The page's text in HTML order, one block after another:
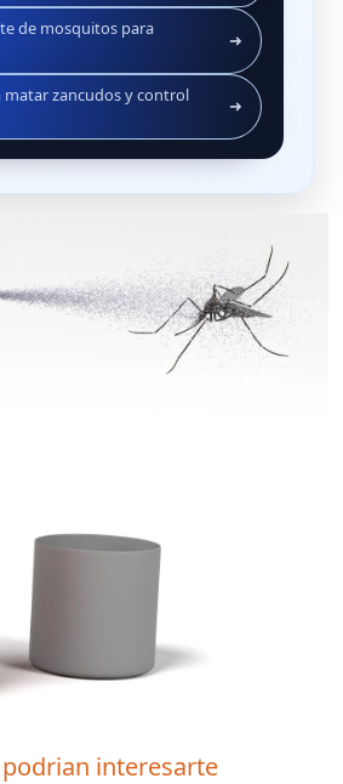
de mosquitos para
➜
matar zancudos y control
➜
interesarte